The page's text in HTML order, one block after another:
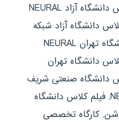
فیلم کلاس دانشگاه آزاد NEURAL
دانشگاه آزاد شبکه
فیلم کلاس دانشگاه تهران NEURAL
دانشگاه تهران
دانشگاه صنعتی شریف
, فیلم کلاس دانشگاه
, کارگاه تخصصی